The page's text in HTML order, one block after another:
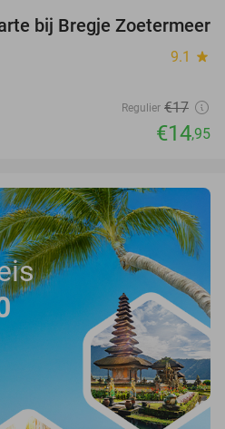
12%
bij Bregje Zoetermeer
9.1 star
Regulier €17
€14,95